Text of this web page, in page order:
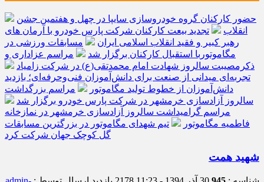
حضور کارکنان گروه خودروسازی سایپا در چهل و هفتمین جشن
انقلاب
تجدید بیعت کارکنان شرکت پارس خودرو با آرمان های
رهبر کبیر و فقید انقلاب اسلامی ایران
مسابقات ورزشی در
مگاموتوربا استقبال کارکنان برگزار شد
مراسم عزاداری و
ذکرمصیبت سالروز شهادت امام محمدتقی(ع) در شرکت زامیاد
تجربه‌ای میدانی از صنعت برای دانش‌آموزان فنی‌وحرفه‌ای؛ بازدید
دانش‌آموزان از خطوط تولید مگاموتور
مراسم بزرگداشت
سالروز آزادسازی خرمشهر در شرکت پارس خودرو برگزار شد
مراسم گرامیداشت سالروز آزادسازی خرمشهر در نمازخانه
فاطمیه مگاموتور
تیم شهدای مگاموتور در بزرگترین مسابقات
گل کوچک جهان شرکت کرد
شهید همت